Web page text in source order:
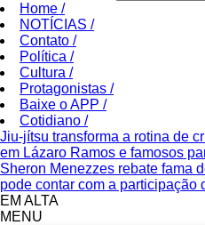
Home /
NOTÍCIAS /
Contato /
Política /
Cultura /
Protagonistas /
Baixe o APP /
Cotidiano /
Jiu-jítsu transforma a rotina de
em Lázaro Ramos e famosos
Sheron Menezzes rebate fama
pode contar com a participação
EM ALTA
MENU